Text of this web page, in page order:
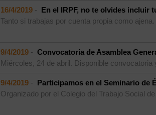
16/4/2019 - En el IRPF, no te olvides incluir
Tanto si trabajas por cuenta propia como ajena.
9/4/2019 - Convocatoria de Asamblea
Miércoles, 24 de abril. Disponible convocatoria
9/4/2019 - Participamos en el Seminario de
Organizado por el Colegio del Trabajo Social